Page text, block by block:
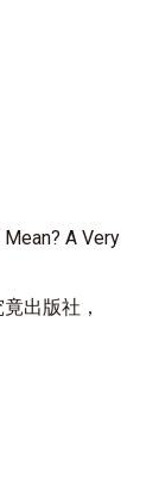
A Very
出版社，